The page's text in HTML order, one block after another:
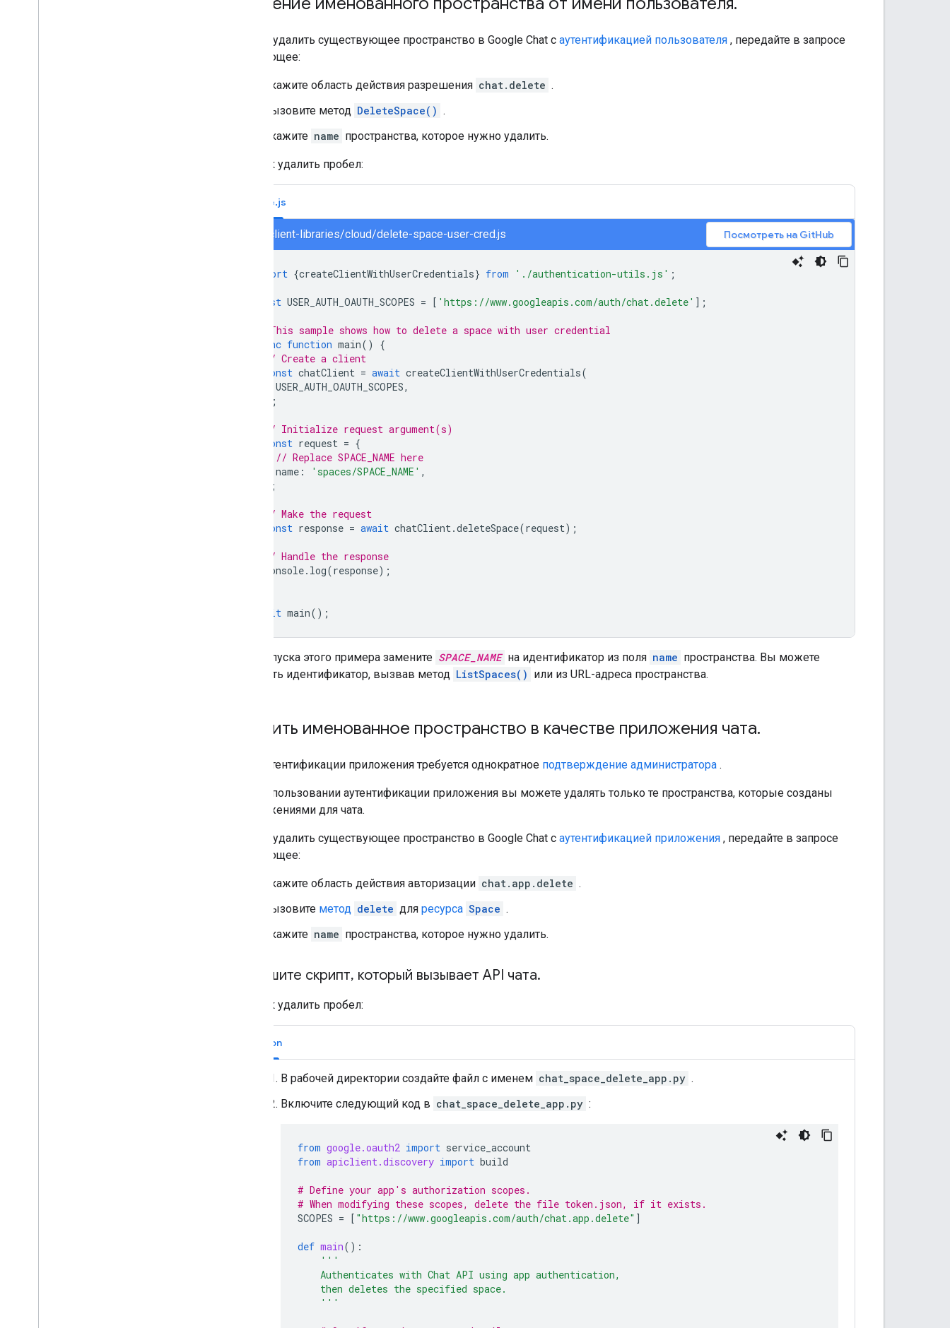
Чтобы удалить существующее пространство в Google Chat с аутентификацией пользователя , передайте в запросе
следующее:
Укажите область действия разрешения chat.delete .
Вызовите метод DeleteSpace() .
Укажите name пространства, которое нужно удалить.
Вот как удалить пробел:
Node.js
chat/client-libraries/cloud/delete-space-user-cred.js Посмотреть на GitHub
import {createClientWithUserCredentials} from './authentication-utils.js' ;
const USER_AUTH_OAUTH_SCOPES = [ 'https://www.googleapis.com/auth/chat.delete' ];
// This sample shows how to delete a space with user credential
async function main()
{
// Create a client
const chatClient = await createClientWithUserCredentials(
USER_AUTH_OAUTH_SCOPES,
);
// Initialize request argument(s)
const request = {
// Replace SPACE_NAME here
name : 'spaces/SPACE_NAME' ,
};
// Make the request
const response = await chatClient.deleteSpace(request);
// Handle the response
console. log(response);
await main();
Для запуска этого примера замените SPACE_NAME на идентификатор из поля name пространства. Вы можете
получить идентификатор, вызвав метод ListSpaces() или из URL-адреса пространства.
Удалить именованное пространство в качестве приложения чата.
Для аутентификации приложения требуется однократное подтверждение администратора .
При использовании аутентификации приложения вы можете удалять только те пространства, которые созданы
приложениями для чата.
Чтобы удалить существующее пространство в Google Chat с аутентификацией приложения , передайте в запросе
следующее:
Укажите область действия авторизации chat.app.delete .
Вызовите метод delete для ресурса Space .
Укажите name пространства, которое нужно удалить.
Напишите скрипт, который вызывает API чата.
Вот как удалить пробел:
Python
В рабочей директории создайте файл с именем chat_space_delete_app.py .
Включите следующий код в chat_space_delete_app.py :
from google.oauth2 import service_account
from apiclient.discovery import build
# Define your app's authorization scopes.
# When modifying these scopes, delete the file token.json, if it exists.
SCOPES = [ "https://www.googleapis.com/auth/chat.app.delete" ]
def main():
'''
    Authenticates with Chat API using app authentication,
    then deletes the specified space.
    '''